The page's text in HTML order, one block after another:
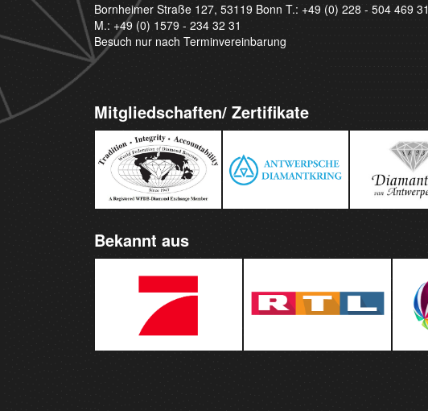
Bornheimer Straße 127, 53119 Bonn T.: +49 (0) 228 - 504 469 31
M.: +49 (0) 1579 - 234 32 31
Besuch nur nach Terminvereinbarung
Mitgliedschaften/ Zertifikate
Bekannt aus